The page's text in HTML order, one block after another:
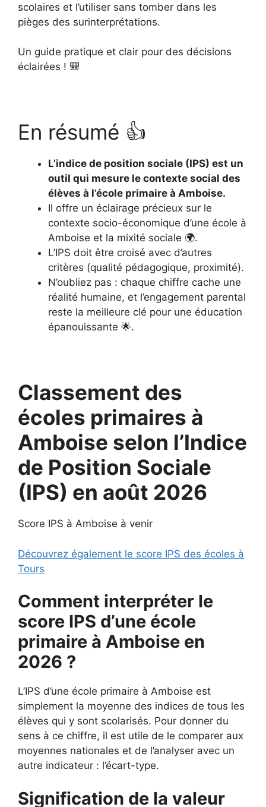
scolaires et l’utiliser sans tomber dans les
pièges des surinterprétations.
Un guide pratique et clair pour des décisions
éclairées ! 🎒
En résumé 👍
L’indice de position sociale (IPS) est un
outil qui mesure le contexte social des
élèves à l’école primaire à Amboise.
Il offre un éclairage précieux sur le
contexte socio-économique d’une école à
Amboise et la mixité sociale 🌍.
L’IPS doit être croisé avec d’autres
critères (qualité pédagogique, proximité).
N’oubliez pas : chaque chiffre cache une
réalité humaine, et l’engagement parental
reste la meilleure clé pour une éducation
épanouissante 🌟.
Classement des
écoles primaires à
Amboise selon l’Indice
de Position Sociale
(IPS) en août 2026
Score IPS à Amboise à venir
Découvrez également le score IPS des écoles à
Tours
Comment interpréter le
score IPS d’une école
primaire à Amboise en
2026 ?
L’IPS d’une école primaire à Amboise est
simplement la moyenne des indices de tous les
élèves qui y sont scolarisés. Pour donner du
sens à ce chiffre, il est utile de le comparer aux
moyennes nationales et de l’analyser avec un
autre indicateur : l’écart-type.
Signification de la valeur